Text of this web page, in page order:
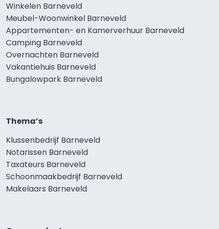
Winkelen Barneveld
Meubel-Woonwinkel Barneveld
Appartementen- en Kamerverhuur Barneveld
Camping Barneveld
Overnachten Barneveld
Vakantiehuis Barneveld
Bungalowpark Barneveld
Thema’s
Klussenbedrijf Barneveld
Notarissen Barneveld
Taxateurs Barneveld
Schoonmaakbedrijf Barneveld
Makelaars Barneveld